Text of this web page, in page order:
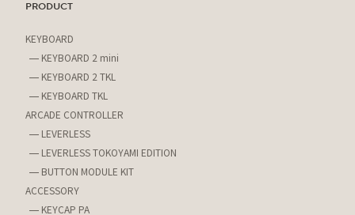
PRODUCT
KEYBOARD
KEYBOARD 2 mini
KEYBOARD 2 TKL
KEYBOARD TKL
ARCADE CONTROLLER
LEVERLESS
LEVERLESS TOKOYAMI EDITION
BUTTON MODULE KIT
ACCESSORY
KEYCAP PA